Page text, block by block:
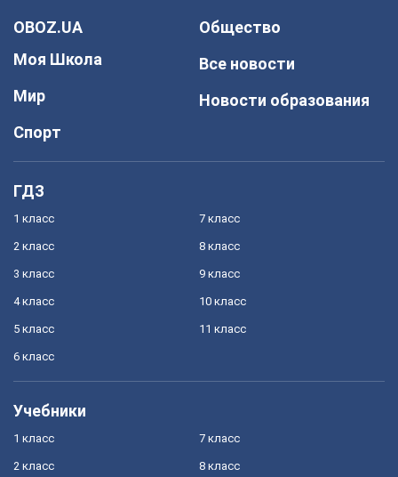
OBOZ.UA
Моя Школа
Мир
Спорт
Общество
Все новости
Новости образования
ГДЗ
1 класс
2 класс
3 класс
4 класс
5 класс
6 класс
7 класс
8 класс
9 класс
10 класс
11 класс
Учебники
1 класс
2 класс
7 класс
8 класс